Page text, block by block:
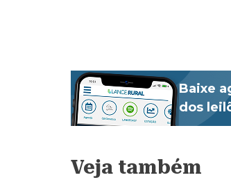
Baixe
dos
Veja também